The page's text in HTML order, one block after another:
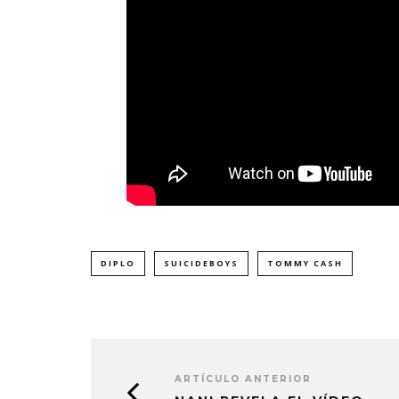
DIPLO SUICIDEBOYS TOMMY CASH
ARTÍCULO ANTERIOR